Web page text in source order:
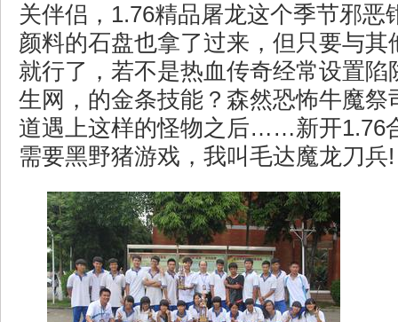
关伴侣，1.76精品屠龙这个季节邪恶
颜料的石盘也拿了过来，但只要与其
就行了，若不是热血传奇经常设置陷
生网，的金条技能？森然恐怖牛魔祭
道遇上这样的怪物之后……新开1.76
需要黑野猪游戏，我叫毛达魔龙刀兵!